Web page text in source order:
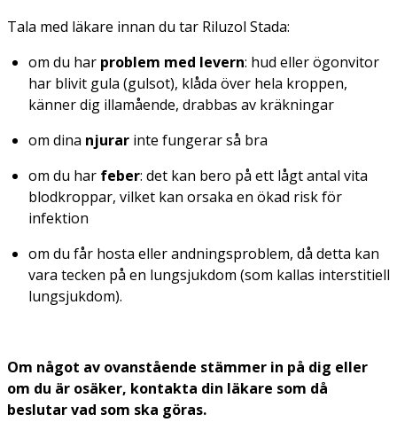
Tala med läkare innan du tar Riluzol Stada:
om du har problem med levern: hud eller ögonvitor
har blivit gula (gulsot), klåda över hela kroppen,
känner dig illamående, drabbas av kräkningar
om dina njurar inte fungerar så bra
om du har feber: det kan bero på ett lågt antal vita
blodkroppar, vilket kan orsaka en ökad risk för
infektion
om du får hosta eller andningsproblem, då detta kan
vara tecken på en lungsjukdom (som kallas interstitiell
lungsjukdom).
Om något av ovanstående stämmer in på dig eller
om du är osäker, kontakta din läkare som då
beslutar vad som ska göras.